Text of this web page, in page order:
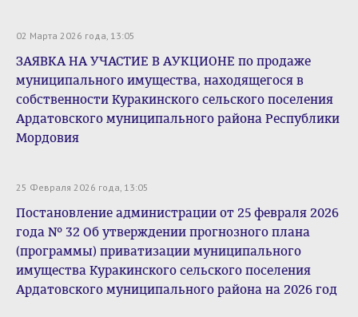
02 Марта 2026 года, 13:05
ЗАЯВКА НА УЧАСТИЕ В АУКЦИОНЕ по продаже
муниципального имущества, находящегося в
собственности Куракинского сельского поселения
Ардатовского муниципального района Республики
Мордовия
25 Февраля 2026 года, 13:05
Постановление администрации от 25 февраля 2026
года № 32 Об утверждении прогнозного плана
(программы) приватизации муниципального
имущества Куракинского сельского поселения
Ардатовского муниципального района на 2026 год